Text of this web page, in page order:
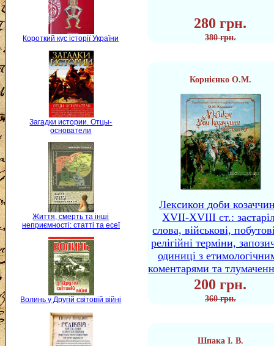
Короткий кус історії України
Загадки истории. Отцы-
основатели
Життя, смерть та інші
неприємності: статті та есеї
Волинь у Другій світовій війні
280 грн.
380 грн.
Корнієнко О.М.
Лексикон доби
XVII-XVIII ст.:
слова, військові,
релігійні терміни,
одиниці з
коментарями та
200 грн.
360 грн.
Шпака І. В.